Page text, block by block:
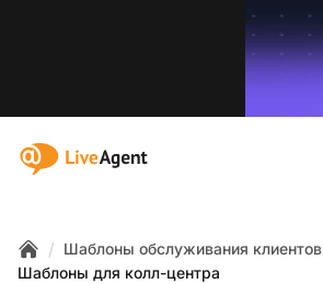
:site.title
Home
/ Шаблоны обслуживания клиентов
Шаблоны для колл-центра